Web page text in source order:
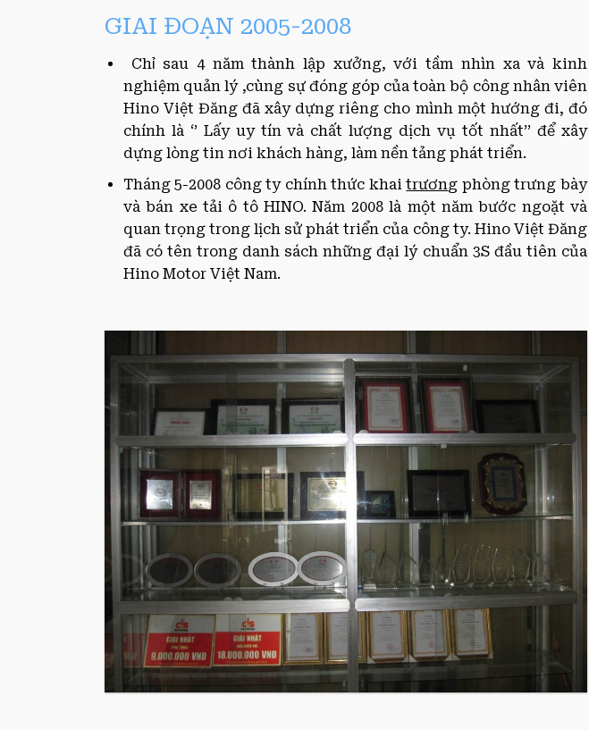
GIAI ĐOẠN 2005-2008
Chỉ sau 4 năm thành lập xưởng, với tầm nhìn xa và kinh
nghiệm quản lý ,cùng sự đóng góp của toàn bộ công nhân viên
Hino Việt Đăng đã xây dựng riêng cho mình một hướng đi, đó
chính là ‘’ Lấy uy tín và chất lượng dịch vụ tốt nhất’’ để xây
dựng lòng tin nơi khách hàng, làm nền tảng phát triển.
Tháng 5-2008 công ty chính thức khaitrương phòng trưng bày
và bán xe tải ô tô HINO. Năm 2008 là một năm bước ngoặt và
quan trọng trong lịch sử phát triển của công ty. Hino Việt Đăng
đã có tên trong danh sách những đại lý chuẩn 3S đầu tiên của
Hino Motor Việt Nam.